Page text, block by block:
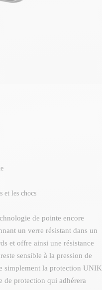
et les chocs
de pointe encore
un verre résistant dans un
et offre ainsi une résistance
sensible à la pression de
simplement la protection UNIK
de protection qui adhérera